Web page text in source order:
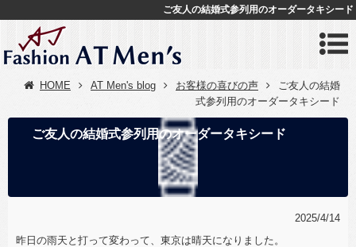
ご友人の結婚式参列用のオーダータキシード
HOME AT Men's blog お客様の喜びの声
ご友人の結婚
式参列用のオーダータキシード
ご友人の結婚式参列用のオーダータキシード
2025/4/14
昨日の雨天と打って変わって、東京は晴天になりました。